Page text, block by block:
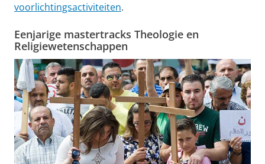
voorlichtingsactiviteiten.
Eenjarige mastertracks Theologie en
Religiewetenschappen